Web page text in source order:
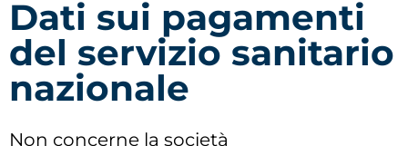
Dati sui pagamenti
del servizio sanitario
nazionale
Non concerne la società